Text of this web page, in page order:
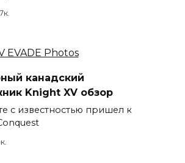
канадский
Knight XV обзор
с известностью пришел к